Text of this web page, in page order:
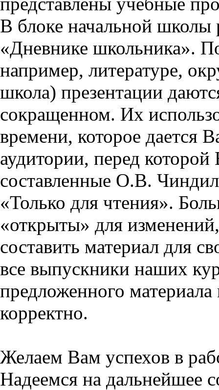
В блоке начальной школы
«Дневнике школьника».
например, литературе,
школа) презентации
сокращенном. Их
времени, которое дается
аудитории, перед
составленные О.В.
«Только для чтения».
«открыты» для
составить материал для
все выпускники наших
предложенного
корректно.
Желаем Вам успехов в
Надеемся на дальнейшее